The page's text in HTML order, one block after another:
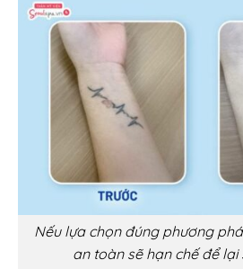
Nếu lựa chọn đúng phương
an toàn sẽ hạn chế để